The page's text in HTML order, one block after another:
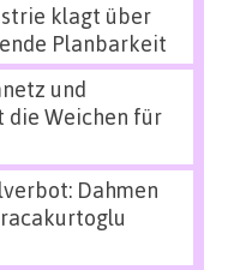
klagt über
Planbarkeit
und
die Weichen für
Dahmen